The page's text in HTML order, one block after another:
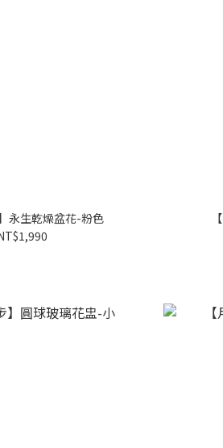
永生乾燥盆花-粉色